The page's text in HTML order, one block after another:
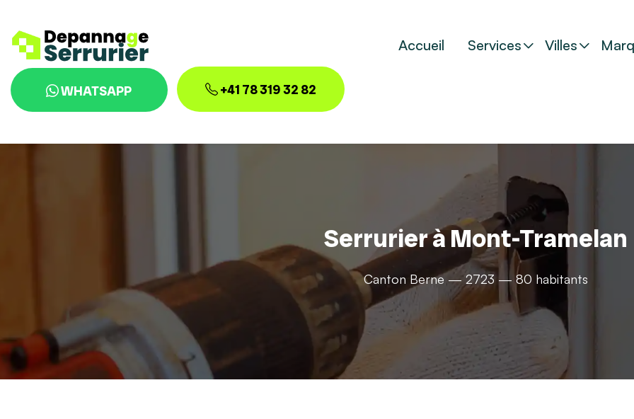
Accueil Services Villes
WHATSAPP +41 78 319 32 82
Serrurier à Mont-Tramelan
Canton Berne — 2723 — 80 habitants